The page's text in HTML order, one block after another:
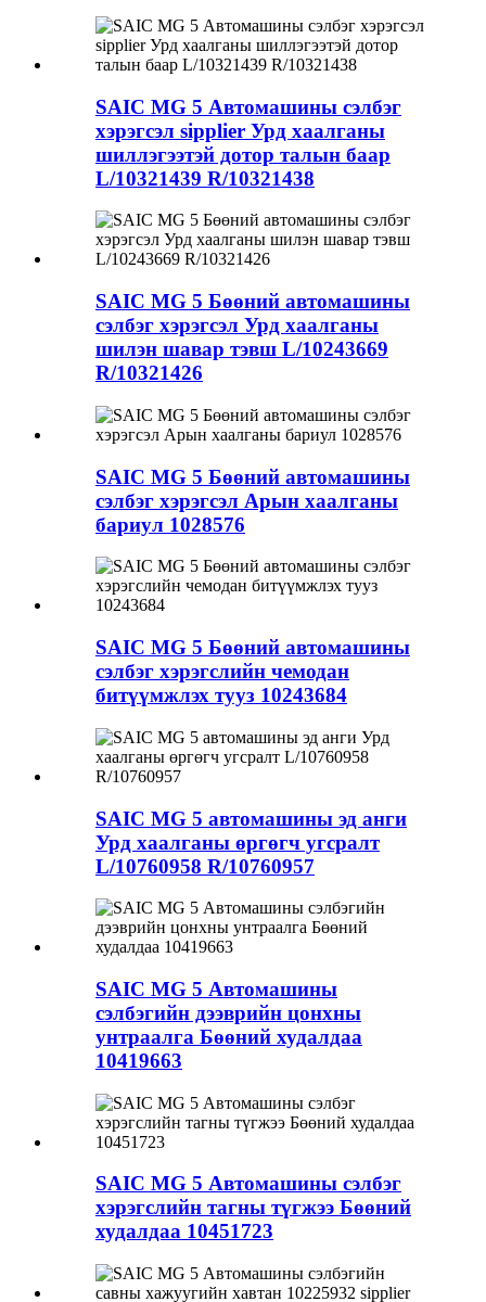
SAIC MG 5 Автомашины сэлбэг
хэрэгсэл sipplier Урд хаалганы
шиллэгээтэй дотор талын баар
L/10321439 R/10321438
SAIC MG 5 Бөөний автомашины
сэлбэг хэрэгсэл Урд хаалганы
шилэн шавар тэвш L/10243669
R/10321426
SAIC MG 5 Бөөний автомашины
сэлбэг хэрэгсэл Арын хаалганы
бариул 1028576
SAIC MG 5 Бөөний автомашины
сэлбэг хэрэгслийн чемодан
битүүмжлэх тууз 10243684
SAIC MG 5 автомашины эд анги
Урд хаалганы өргөгч угсралт
L/10760958 R/10760957
SAIC MG 5 Автомашины
сэлбэгийн дээврийн цонхны
унтраалга Бөөний худалдаа
10419663
SAIC MG 5 Автомашины сэлбэг
хэрэгслийн тагны түгжээ Бөөний
худалдаа 10451723